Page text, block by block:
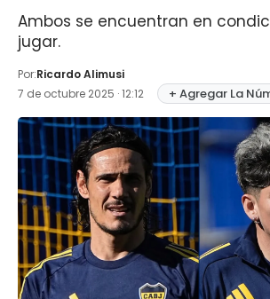
Ambos se encuentran en
jugar.
Por:Ricardo Alimusi
7 de octubre 2025 · 12:12
+ Agregar La